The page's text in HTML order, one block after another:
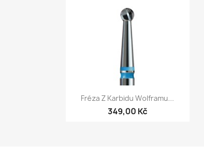
 Rychlý náhled
Fréza Z Karbidu Wolframu...
349,00 Kč